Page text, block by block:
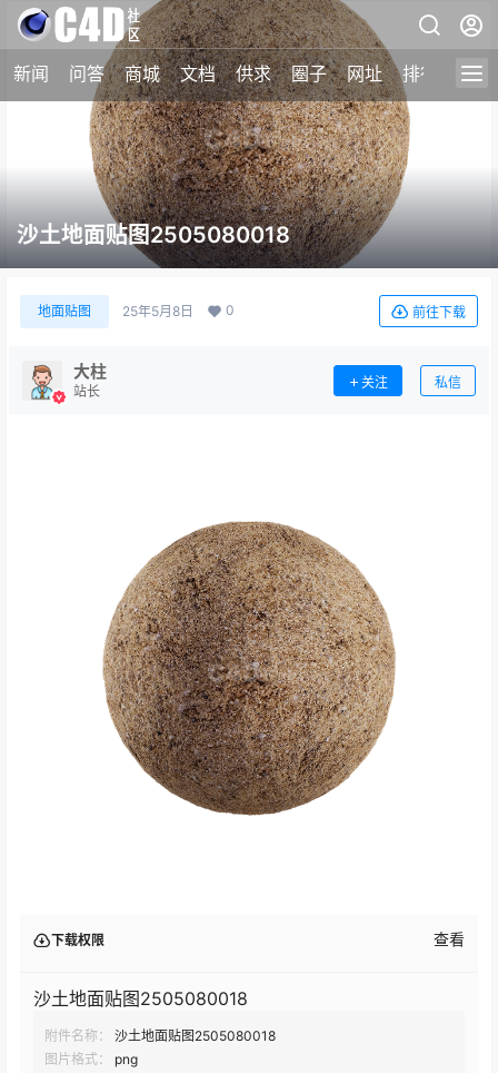
新闻 问答 商城 文档 供求 圈子 网址 排行榜
沙土地面贴图2505080018
地面贴图 25年5月8日 0 前往下载
大柱
站长
关注 私信
下载权限 查看
沙土地面贴图2505080018
附件名称：
沙土地面贴图2505080018
图片格式：
png